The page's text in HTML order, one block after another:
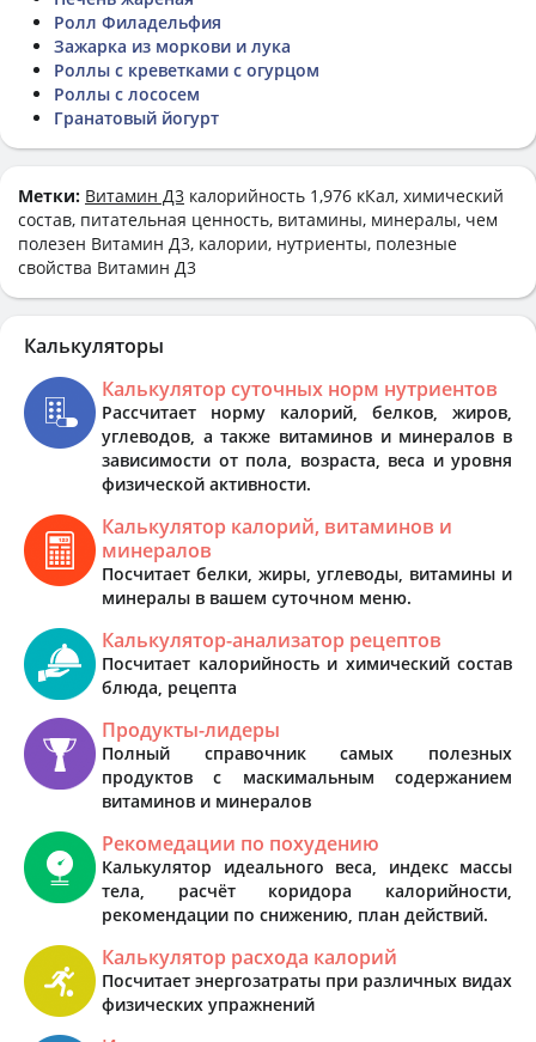
Ролл Филадельфия
Зажарка из моркови и лука
Роллы с креветками с огурцом
Роллы с лососем
Гранатовый йогурт
Метки: Витамин Д3 калорийность 1,976 кКал, химический
состав, питательная ценность, витамины, минералы, чем
полезен Витамин Д3, калории, нутриенты, полезные
свойства Витамин Д3
Калькуляторы
Калькулятор суточных норм нутриентов
Рассчитает норму калорий, белков, жиров,
углеводов, а также витаминов и минералов в
зависимости от пола, возраста, веса и уровня
физической активности.
Калькулятор калорий, витаминов и
минералов
Посчитает белки, жиры, углеводы, витамины и
минералы в вашем суточном меню.
Калькулятор-анализатор рецептов
Посчитает калорийность и химический состав
блюда, рецепта
Продукты-лидеры
Полный справочник самых полезных
продуктов с маскимальным содержанием
витаминов и минералов
Рекомедации по похудению
Калькулятор идеального веса, индекс массы
тела, расчёт коридора калорийности,
рекомендации по снижению, план действий.
Калькулятор расхода калорий
Посчитает энергозатраты при различных видах
физических упражнений